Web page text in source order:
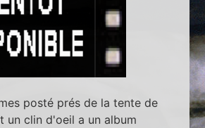
posté prés de la tente de
un clin d'oeil a un album